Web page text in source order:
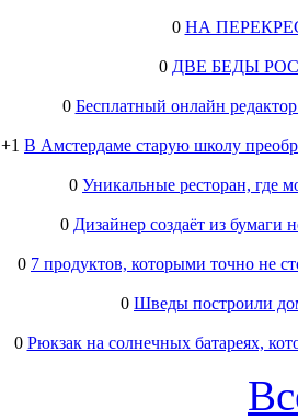
0 НА
0 ДВЕ БЕДЫ
0 Бесплатный онлайн
+1 В Амстердаме старую школу
0 Уникальные ресторан, где
0 Дизайнер создаёт из
0 7 продуктов, которыми точно не
0 Шведы построили
0 Рюкзак на солнечных батареях,